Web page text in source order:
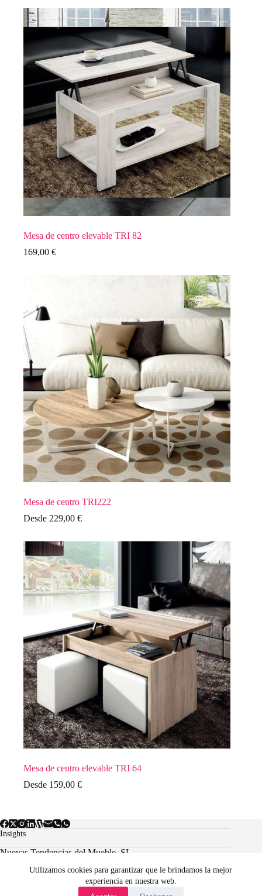
Utilizamos cookies para garantizar que le brindamos la mejor
experiencia en nuestra web.
Mesa de centro elevable TRI 82
169,00 €
Mesa de centro TRI222
Desde 229,00 €
Mesa de centro elevable TRI 64
Desde 159,00 €
Insights
Nuevas Tendencias del Mueble, SL.
Aviso Legal